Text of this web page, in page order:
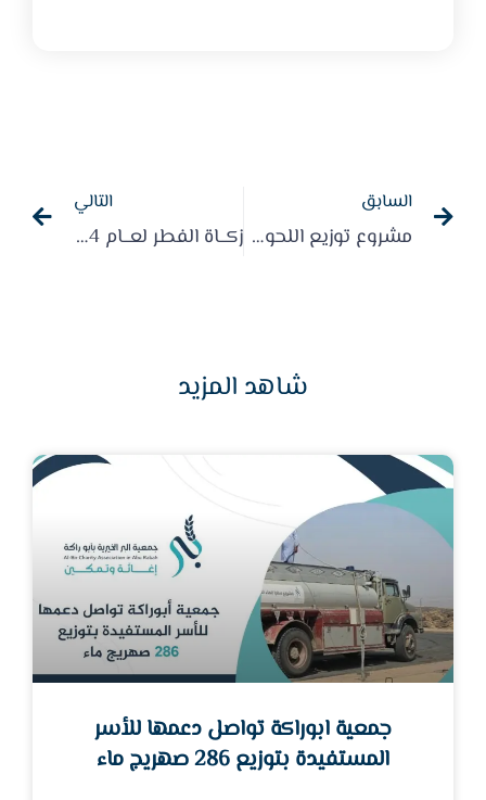
السابق
مشروع توزيع اللحوم لعــام 2024
التالي
زكــاة الفطر لعــام 2024م
شاهد المزيد
جمعية ابوراكة تواصل دعمها للأسر
المستفيدة بتوزيع 286 صهريج ماء